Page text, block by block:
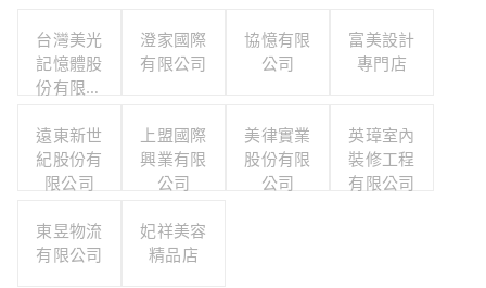
台灣美光
記憶體股
份有限公
澄家國際
有限公司
協憶有限
公司
富美設計
專門店
遠東新世
紀股份有
限公司
上盟國際
興業有限
公司
美律實業
股份有限
公司
英璋室內
裝修工程
有限公司
東昱物流
有限公司
妃祥美容
精品店